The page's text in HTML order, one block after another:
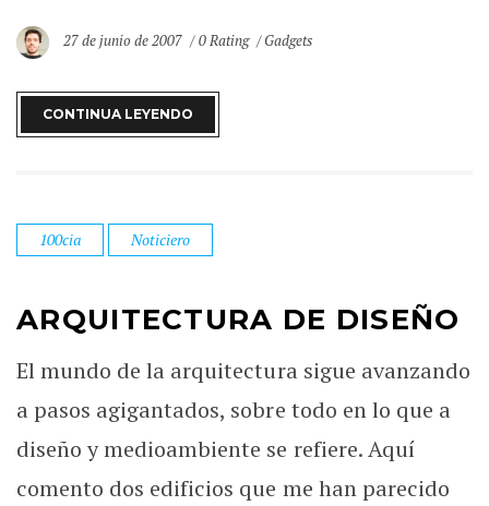
27 de junio de 2007 0 Rating Gadgets
CONTINUA LEYENDO
100cia Noticiero
ARQUITECTURA DE DISEÑO
El mundo de la arquitectura sigue avanzando
a pasos agigantados, sobre todo en lo que a
diseño y medioambiente se refiere. Aquí
comento dos edificios que me han parecido